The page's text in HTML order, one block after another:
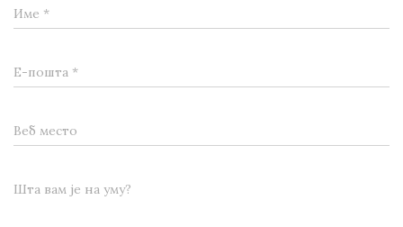
Име *
Е-пошта *
Веб место
Шта вам је на уму?